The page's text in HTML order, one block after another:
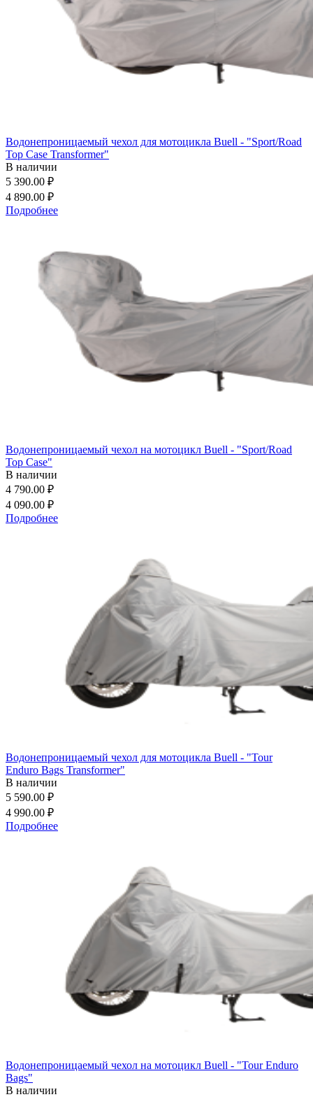
Водонепроницаемый чехол для мотоцикла Buell - "Sport/Road
Top Case Transformer"
В наличии
5 390.00 ₽
4 890.00 ₽
Подробнее
Водонепроницаемый чехол на мотоцикл Buell - "Sport/Road
Top Case"
В наличии
4 790.00 ₽
4 090.00 ₽
Подробнее
Водонепроницаемый чехол для мотоцикла Buell - "Tour
Enduro Bags Transformer"
В наличии
5 590.00 ₽
4 990.00 ₽
Подробнее
Водонепроницаемый чехол на мотоцикл Buell - "Tour Enduro
Bags"
В наличии